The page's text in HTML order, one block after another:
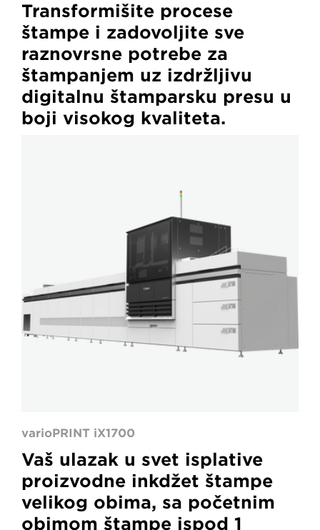
Transformišite procese
štampe i zadovoljite sve
raznovrsne potrebe za
štampanjem uz izdržljivu
digitalnu štamparsku presu u
boji visokog kvaliteta.
varioPRINT iX1700
Vaš ulazak u svet isplative
proizvodne inkdžet štampe
velikog obima, sa početnim
obimom štampe ispod 1